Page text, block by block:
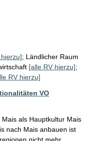
; Ländlicher Raum
[alle RV hierzu];
RV hierzu]
VO
als Hauptkultur Mais
nach Mais anbauen ist